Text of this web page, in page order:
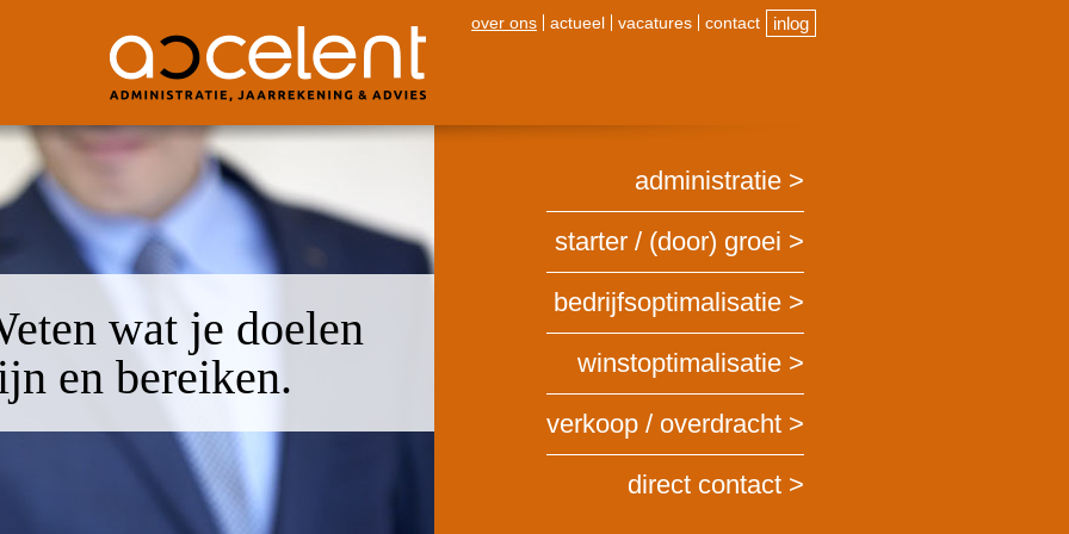
inlog
over ons actueel vacatures contact
administratie
starter / (door) groei
bedrijfsoptimalisatie
winstoptimalisatie
verkoop / overdracht
direct contact
wat je doelen
en bereiken.